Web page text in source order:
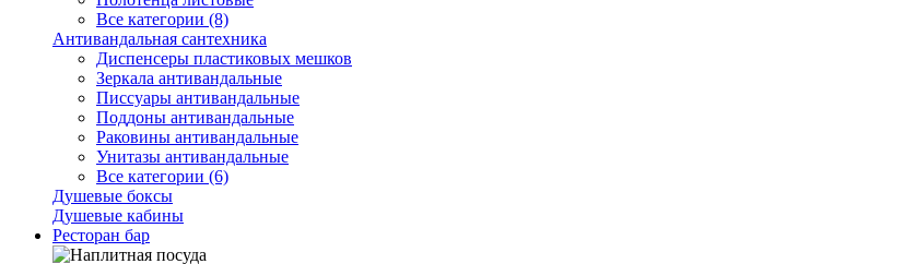
Все категории (8)
Антивандальная сантехника
Диспенсеры пластиковых мешков
Зеркала антивандальные
Писсуары антивандальные
Поддоны антивандальные
Раковины антивандальные
Унитазы антивандальные
Все категории (6)
Душевые боксы
Душевые кабины
Ресторан бар